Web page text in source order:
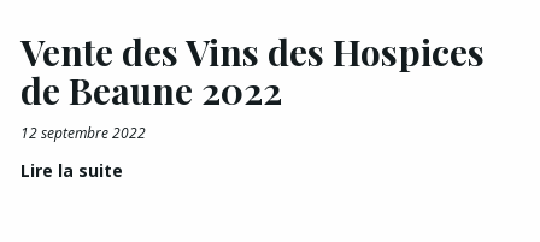
Vente des Vins des Hospices
de Beaune 2022
12 septembre 2022
Lire la suite